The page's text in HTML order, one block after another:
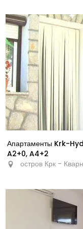
Апартаменты Krk-
A2+0, A4+2
остров Крк -